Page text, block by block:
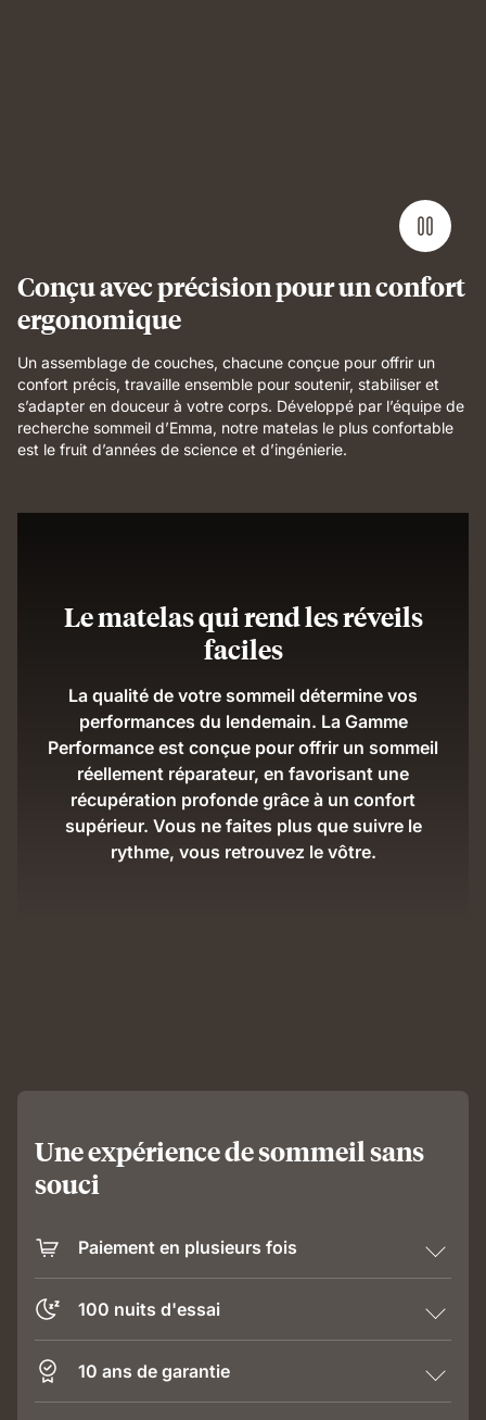
Conçu avec précision pour un confort
ergonomique
Un assemblage de couches, chacune conçue pour offrir un
confort précis, travaille ensemble pour soutenir, stabiliser et
s’adapter en douceur à votre corps. Développé par l’équipe de
recherche sommeil d’Emma, notre matelas le plus confortable
est le fruit d’années de science et d’ingénierie.
Le matelas qui rend les réveils
faciles
La qualité de votre sommeil détermine vos
performances du lendemain. La Gamme
Performance est conçue pour offrir un sommeil
réellement réparateur, en favorisant une
récupération profonde grâce à un confort
supérieur. Vous ne faites plus que suivre le
rythme, vous retrouvez le vôtre.
Une expérience de sommeil sans
souci
Paiement en plusieurs fois
100 nuits d'essai
10 ans de garantie